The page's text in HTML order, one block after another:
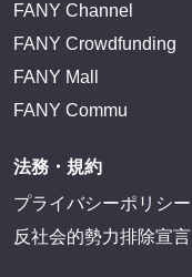
FANY Channel
FANY Crowdfunding
FANY Mall
FANY Commu
法務・規約
プライバシーポリシー
反社会的勢力排除宣言